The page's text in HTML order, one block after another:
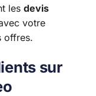
les devis
votre
offres.
sur